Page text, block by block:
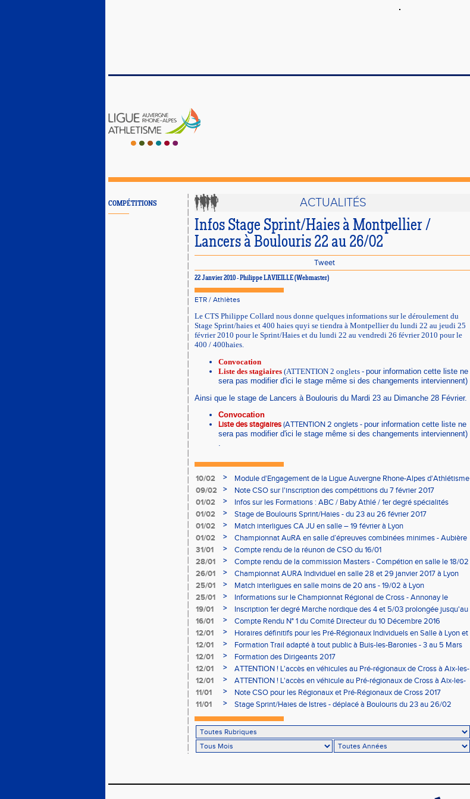
COMPÉTITIONS ACTUALITÉS
Infos Stage Sprint/Haies à Montpellier /
Lancers à Boulouris 22 au 26/02
Tweet
22 Janvier 2010 - Philippe LAVIEILLE (Webmaster)
ETR / Athlètes
Le CTS Philippe Collard nous donne quelques informations sur le déroulement du
Stage Sprint/haies et 400 haies quyi se tiendra à Montpellier du lundi 22 au jeudi 25
février 2010 pour le Sprint/Haies et du lundi 22 au vendredi 26 février 2010 pour le
400 / 400haies.
Convocation
Liste des stagiaires (ATTENTION 2 onglets - pour information cette liste ne
sera pas modifier d'ici le stage même si des changements interviennent)
Ainsi que le stage de Lancers à Boulouris du Mardi 23 au Dimanche 28 Février.
Convocation
Liste des stagiaires(ATTENTION 2 onglets - pour information cette liste ne
sera pas modifier d'ici le stage même si des changements interviennent)
.
10/02 >
Module d'Engagement de la Ligue Auvergne Rhone-Alpes d'Athlétisme
09/02
>
Note CSO sur l'inscription des compétitions du 7 février 2017
01/02
>
Infos sur les Formations : ABC / Baby Athlé / 1er degré spécialités
01/02
>
Stage de Boulouris Sprint/Haies - du 23 au 26 février 2017
01/02
>
Match interligues CA JU en salle – 19 février à Lyon
01/02
>
Championnat AuRA en salle d’épreuves combinées minimes - Aubière
- le 12 février
31/01 >
Compte rendu de la réunon de CSO du 16/01
28/01
>
Compte rendu de la commission Masters - Compétion en salle le 18/02
à Bourgoin
26/01 >
Championnat AURA Individuel en salle 28 et 29 janvier 2017 à Lyon
25/01
>
Match interligues en salle moins de 20 ans - 19/02 à Lyon
25/01
>
Informations sur le Championnat Régional de Cross - Annonay le
05/02
19/01 >
Inscription 1er degré Marche nordique des 4 et 5/03 prolongée jusqu'au
03/02 (sous condition)
16/01 >
Compte Rendu N° 1 du Comité Directeur du 10 Décembre 2016
12/01
>
Horaires définitifs pour les Pré-Régionaux Individuels en Salle à Lyon et
Aubière
12/01 >
Formation Trail adapté à tout public à Buis-les-Baronies - 3 au 5 Mars
12/01
>
Formation des Dirigeants 2017
12/01
>
ATTENTION ! L'accès en véhicules au Pré-régionaux de Cross à Aix-les-
Bains sera réglementé
12/01 >
ATTENTION ! L'accès en véhicule au Pré-régionaux de Cross à Aix-les-
Bains sera réglementé
11/01 >
Note CSO pour les Régionaux et Pré-Régionaux de Cross 2017
11/01
> Stage Sprint/Haies de Istres - déplacé à Boulouris du 23 au 26/02